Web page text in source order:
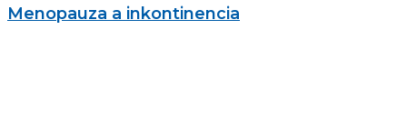
Menopauza a inkontinencia